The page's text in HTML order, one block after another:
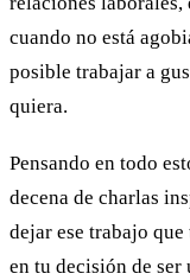
cuando no está
posible trabajar a
quiera.
Pensando en todo
decena de charlas
dejar ese trabajo
en tu decisión de ser